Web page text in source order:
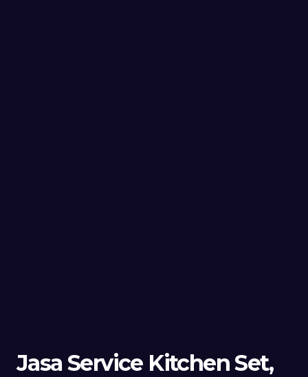
Jasa Service Kitchen Set,